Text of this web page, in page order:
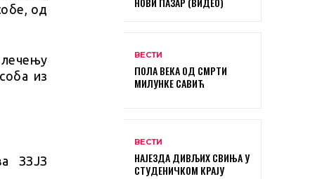
од
лечењу
из
ЗЗЈЗ
ВЕСТИ
ПОЛА ВЕКА ОД СМРТИ
МИЛУНКЕ САВИЋ
ВЕСТИ
НАЈЕЗДА ДИВЉИХ СВИЊА У
СТУДЕНИЧКОМ КРАЈУ